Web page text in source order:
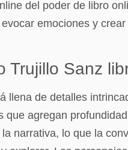
del poder de libro
emociones y crear
Trujillo Sanz
llena de detalles
que agregan
narrativa, lo que la